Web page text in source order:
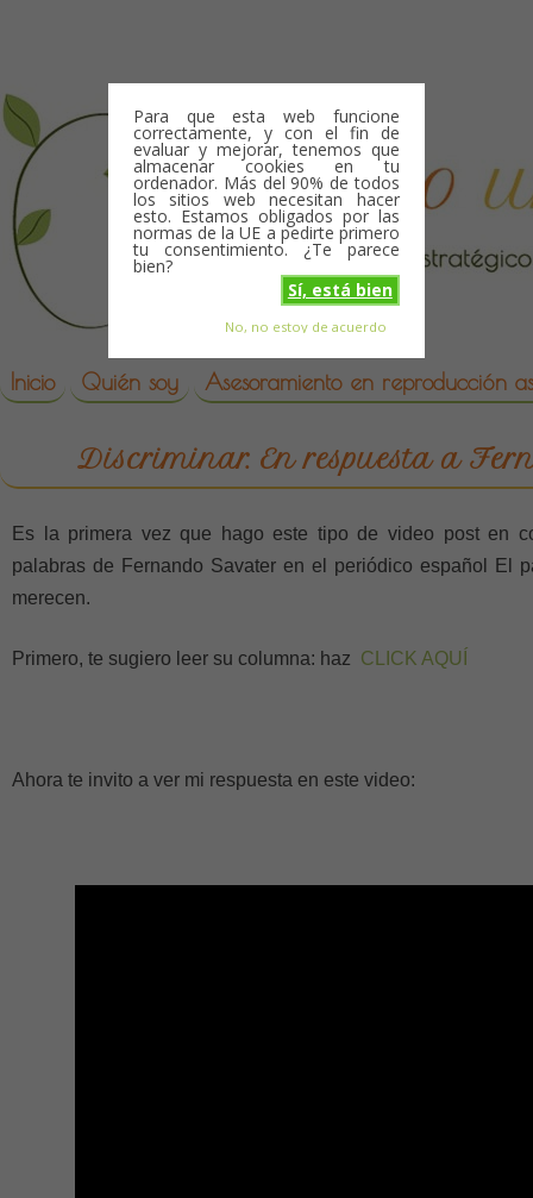
Para que esta web funcione
correctamente, y con el fin de
evaluar y mejorar, tenemos que
almacenar cookies en tu
ordenador. Más del 90% de todos
los sitios web necesitan hacer
esto. Estamos obligados por las
normas de la UE a pedirte primero
tu consentimiento. ¿Te parece
bien?
Sí, está bien
No, no estoy de acuerdo
reproduccion asistida
Skip to content
Inicio Quién soy Asesoramiento en reproducción
Discriminar. En respuesta a
Es la primera vez que hago este tipo de video post en
palabras de Fernando Savater en el periódico español El
merecen.
Primero, te sugiero leer su columna: haz CLICK AQUÍ
Ahora te invito a ver mi respuesta en este video: